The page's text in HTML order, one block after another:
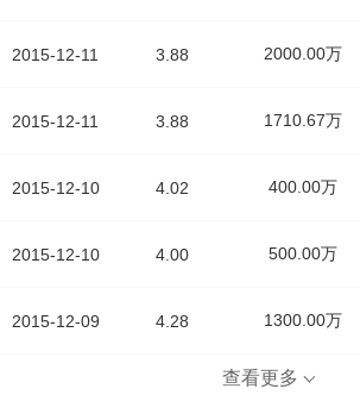
2015-12-11
2015-12-11
2015-12-10
2015-12-10
2015-12-09
3.88 2000.00万
3.88 1710.67万
4.02 400.00万
4.00 500.00万
4.28 1300.00万
查看更多